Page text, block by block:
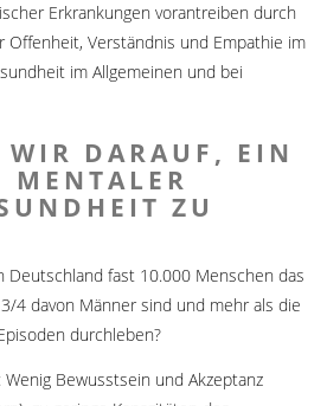
Erkrankungen vorantreiben durch
Offenheit, Verständnis und Empathie im
im Allgemeinen und bei
DARAUF, EIN
MENTALER
ZU
Deutschland fast 10.000 Menschen das
4 davon Männer sind und mehr als die
durchleben?
Bewusstsein und Akzeptanz